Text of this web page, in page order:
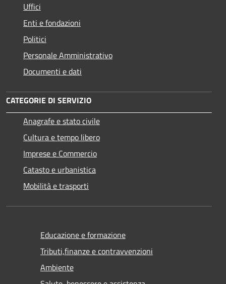
Uffici
Enti e fondazioni
Politici
Personale Amministrativo
Documenti e dati
CATEGORIE DI SERVIZIO
Anagrafe e stato civile
Cultura e tempo libero
Imprese e Commercio
Catasto e urbanistica
Mobilità e trasporti
Educazione e formazione
Tributi,finanze e contravvenzioni
Ambiente